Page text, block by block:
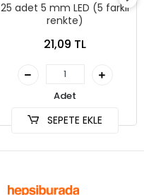
25 adet 5 mm LED (5 farklı
renkte)
21,09 TL
Adet
SEPETE EKLE